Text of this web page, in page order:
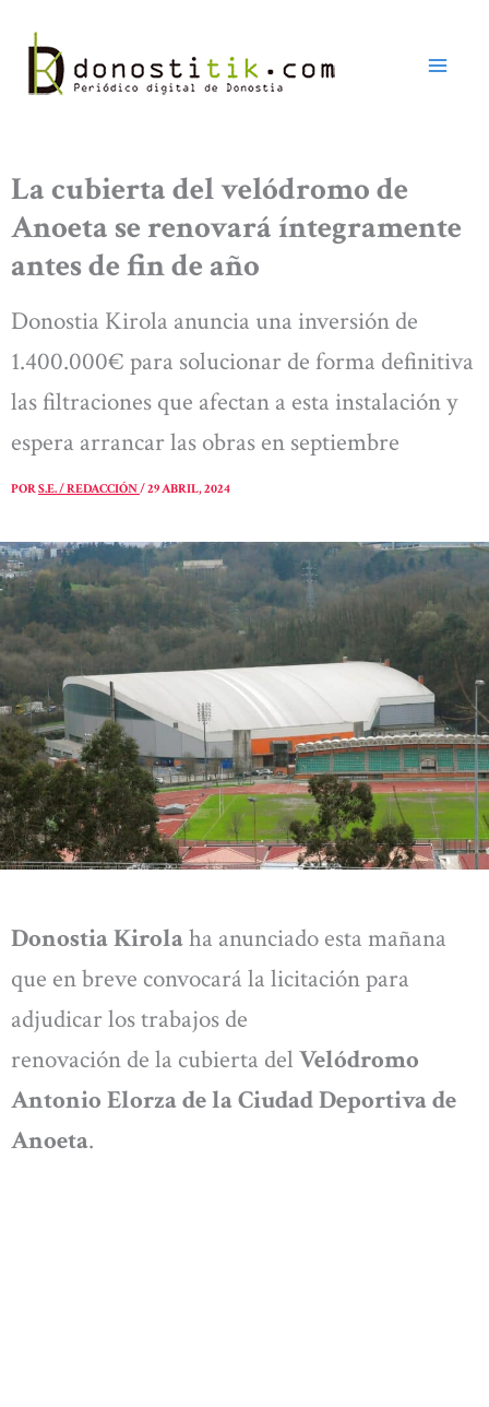
contenido
La cubierta del velódromo de
Anoeta se renovará íntegramente
antes de fin de año
Donostia Kirola anuncia una inversión de
1.400.000€ para solucionar de forma definitiva
las filtraciones que afectan a esta instalación y
espera arrancar las obras en septiembre
PORS.E. / REDACCIÓN/29 ABRIL, 2024
Donostia Kirolaha anunciado esta mañana
que en breve convocará la licitación para
adjudicar los trabajos de
renovación de la cubierta del Velódromo
Antonio Elorza de la Ciudad Deportiva de
Anoeta.